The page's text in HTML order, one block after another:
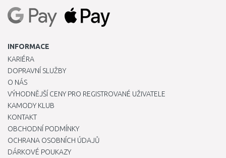
INFORMACE
KARIÉRA
DOPRAVNÍ SLUŽBY
O NÁS
VÝHODNĚJŠÍ CENY PRO REGISTROVANÉ UŽIVATELE
KAMODY KLUB
KONTAKT
OBCHODNÍ PODMÍNKY
OCHRANA OSOBNÍCH ÚDAJŮ
DÁRKOVÉ POUKAZY